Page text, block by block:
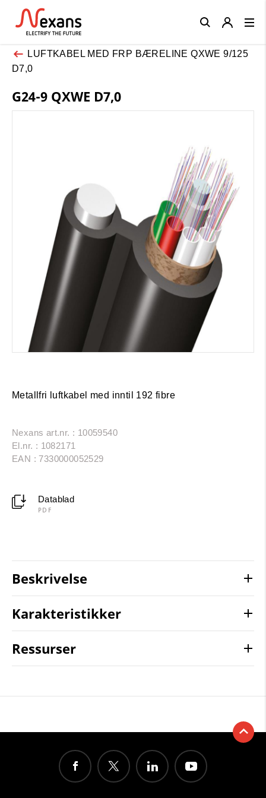
LUFTKABEL MED FRP BÆRELINE QXWE 9/125
D7,0
G24-9 QXWE D7,0
Metallfri luftkabel med inntil 192 fibre
Nexans art.nr. : 10059540
El.nr. : 1082171
EAN : 7330000052529
Datablad
PDF
Beskrivelse
Karakteristikker
Ressurser
Close